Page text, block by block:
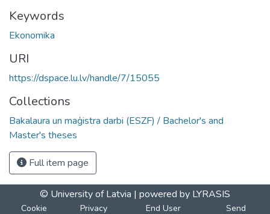
Keywords
Ekonomika
URI
https://dspace.lu.lv/handle/7/15055
Collections
Bakalaura un maģistra darbi (ESZF) / Bachelor's and
Master's theses
Full item page
© University of Latvia | powered by LYRASIS
Cookie Privacy End User Send